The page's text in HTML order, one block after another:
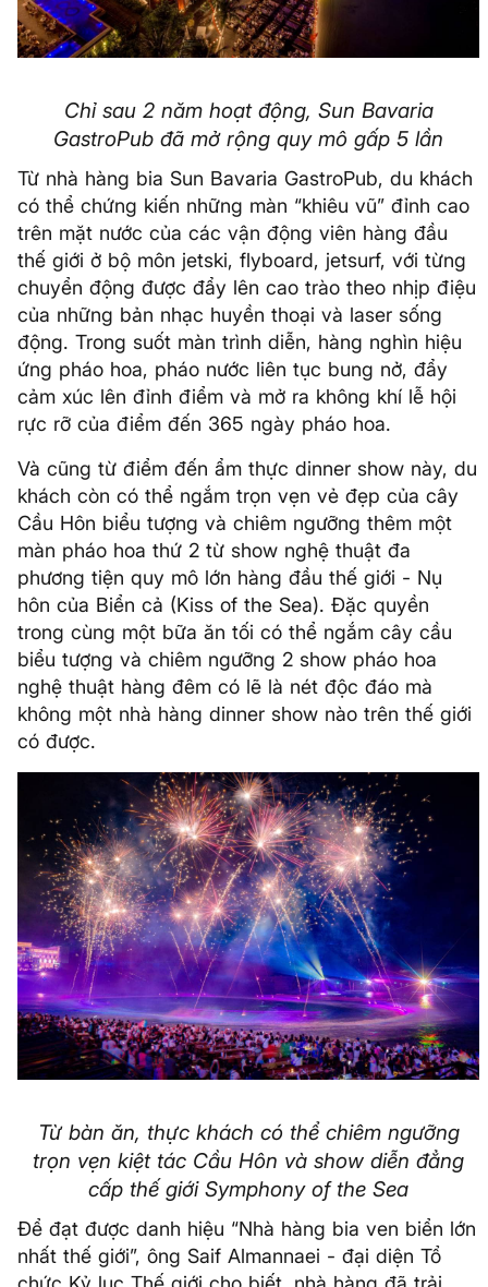
Chỉ sau 2 năm hoạt động, Sun Bavaria
GastroPub đã mở rộng quy mô gấp 5 lần
Từ nhà hàng bia Sun Bavaria GastroPub, du khách
có thể chứng kiến những màn “khiêu vũ” đỉnh cao
trên mặt nước của các vận động viên hàng đầu
thế giới ở bộ môn jetski, flyboard, jetsurf, với từng
chuyển động được đẩy lên cao trào theo nhịp điệu
của những bản nhạc huyền thoại và laser sống
động. Trong suốt màn trình diễn, hàng nghìn hiệu
ứng pháo hoa, pháo nước liên tục bung nở, đẩy
cảm xúc lên đỉnh điểm và mở ra không khí lễ hội
rực rỡ của điểm đến 365 ngày pháo hoa.
Và cũng từ điểm đến ẩm thực dinner show này, du
khách còn có thể ngắm trọn vẹn vẻ đẹp của cây
Cầu Hôn biểu tượng và chiêm ngưỡng thêm một
màn pháo hoa thứ 2 từ show nghệ thuật đa
phương tiện quy mô lớn hàng đầu thế giới - Nụ
hôn của Biển cả (Kiss of the Sea). Đặc quyền
trong cùng một bữa ăn tối có thể ngắm cây cầu
biểu tượng và chiêm ngưỡng 2 show pháo hoa
nghệ thuật hàng đêm có lẽ là nét độc đáo mà
không một nhà hàng dinner show nào trên thế giới
có được.
Từ bàn ăn, thực khách có thể chiêm ngưỡng
trọn vẹn kiệt tác Cầu Hôn và show diễn đẳng
cấp thế giới Symphony of the Sea
Để đạt được danh hiệu “Nhà hàng bia ven biển lớn
nhất thế giới”, ông Saif Almannaei - đại diện Tổ